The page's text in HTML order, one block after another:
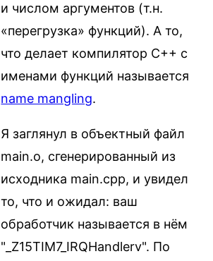
и числом аргументов (т.н.
«перегрузка» функций). А то,
что делает компилятор C++ с
именами функций называется
name mangling.
Я заглянул в объектный файл
main.o, сгенерированный из
исходника main.cpp, и увидел
то, что и ожидал: ваш
обработчик называется в нём
"_Z15TIM7_IRQHandlerv". По